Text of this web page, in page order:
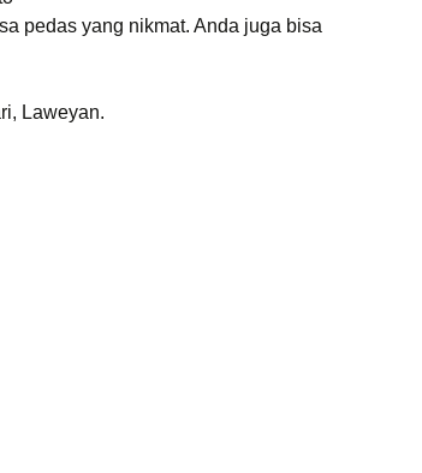
pedas yang nikmat. Anda juga bisa
Laweyan.